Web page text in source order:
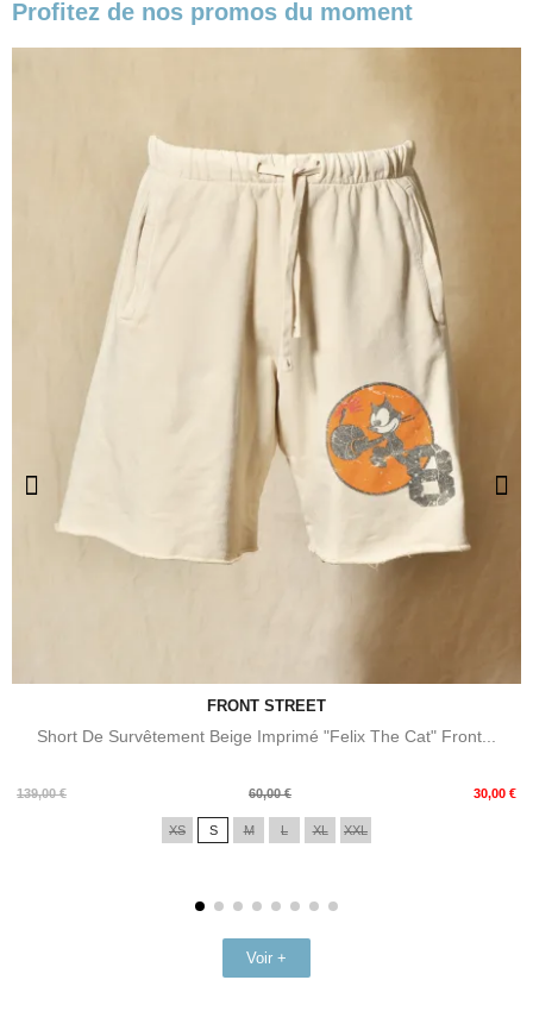
Profitez de nos promos du moment
FRONT STREET
Short De Survêtement Beige Imprimé "Felix The Cat" Front...
139,00 €
Prix
60,00 € 30,00 €
Prix
XS S M L XL XXL
Voir +